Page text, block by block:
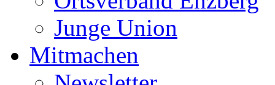
Junge Union
Mitmachen